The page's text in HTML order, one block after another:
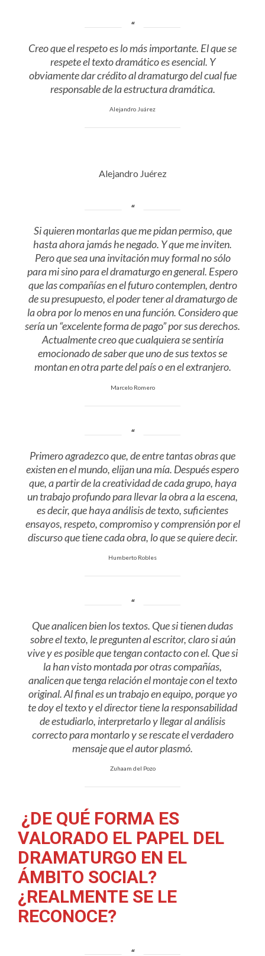
Creo que el respeto es lo más importante. El que se
respete el texto dramático es esencial. Y
obviamente dar crédito al dramaturgo del cual fue
responsable de la estructura dramática.
Alejandro Juárez
Alejandro Juérez
Si quieren montarlas que me pidan permiso, que
hasta ahora jamás he negado. Y que me inviten.
Pero que sea una invitación muy formal no sólo
para mi sino para el dramaturgo en general. Espero
que las compañías en el futuro contemplen, dentro
de su presupuesto, el poder tener al dramaturgo de
la obra por lo menos en una función. Considero que
sería un“excelente forma de pago”por sus derechos.
Actualmente creo que cualquiera se sentiría
emocionado de saber que uno de sus textos se
montan en otra parte del país o en el extranjero.
Marcelo Romero
Primero agradezco que, de entre tantas obras que
existen en el mundo, elijan una mía. Después espero
que, a partir de la creatividad de cada grupo, haya
un trabajo profundo para llevar la obra a la escena,
es decir, que haya análisis de texto, suficientes
ensayos, respeto, compromiso y comprensión por el
discurso que tiene cada obra, lo que se quiere decir.
Humberto Robles
Que analicen bien los textos. Que si tienen dudas
sobre el texto, le pregunten al escritor, claro si aún
vive y es posible que tengan contacto con el. Que si
la han visto montada por otras compañías,
analicen que tenga relación el montaje con el texto
original. Al final es un trabajo en equipo, porque yo
te doy el texto y el director tiene la responsabilidad
de estudiarlo, interpretarlo y llegar al análisis
correcto para montarlo y se rescate el verdadero
mensaje que el autor plasmó.
Zuhaam del Pozo
¿DE QUÉ FORMA ES
VALORADO EL PAPEL DEL
DRAMATURGO EN EL
ÁMBITO SOCIAL?
¿REALMENTE SE LE
RECONOCE?